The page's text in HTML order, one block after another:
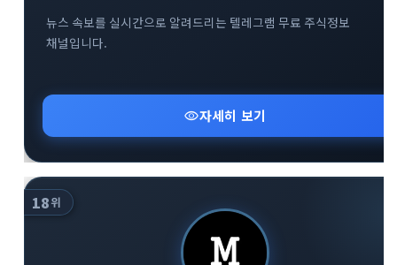
뉴스 속보를 실시간으로 알려드리는 텔레그램 무료 주식정보
채널입니다.
visibility자세히 보기
18위